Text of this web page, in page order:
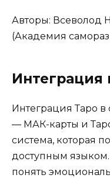
Авторы: Всеволод
(Академия
Интеграция
Интеграция Таро
— МАК-карты и
система, которая
доступным языком.
понять